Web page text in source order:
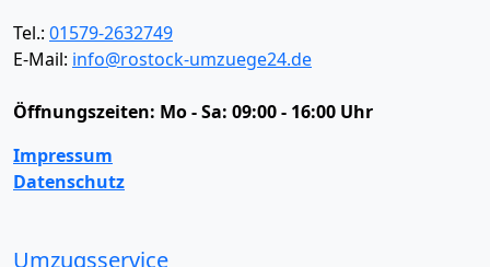
Tel.: 01579-2632749
E-Mail: info@rostock-umzuege24.de
Öffnungszeiten: Mo - Sa: 09:00 - 16:00 Uhr
Impressum
Datenschutz
Umzugsservice